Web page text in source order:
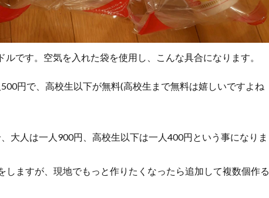
です。空気を入れた袋を使用し、こんな具合になります。
円で、高校生以下が無料(高校生まで無料は嬉しいですよね
大人は一人900円、高校生以下は一人400円という事になりま
しますが、現地でもっと作りたくなったら追加して複数個作る